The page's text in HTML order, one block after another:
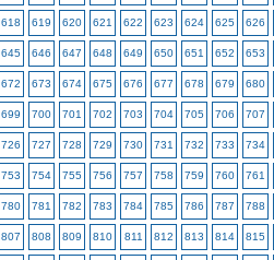
618 619 620 621 622 623 624 625 626
645 646 647 648 649 650 651 652 653
672 673 674 675 676 677 678 679 680
699 700 701 702 703 704 705 706 707
726 727 728 729 730 731 732 733 734
753 754 755 756 757 758 759 760 761
780 781 782 783 784 785 786 787 788
807 808 809 810 811 812 813 814 815